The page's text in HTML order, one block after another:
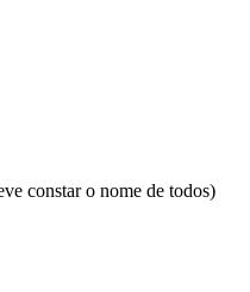
constar o nome de todos)